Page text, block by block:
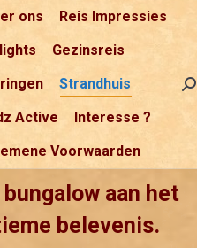
ons
Reis Impressies
Gezinsreis
Strandhuis
Active
Interesse ?
Voorwaarden
aan het
belevenis.